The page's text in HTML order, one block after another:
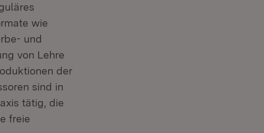
wie
und
von Lehre
der
sind in
tätig, die
freie